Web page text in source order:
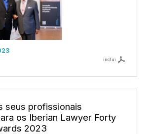
inclui
seus profissionais
os Iberian Lawyer Forty
2023